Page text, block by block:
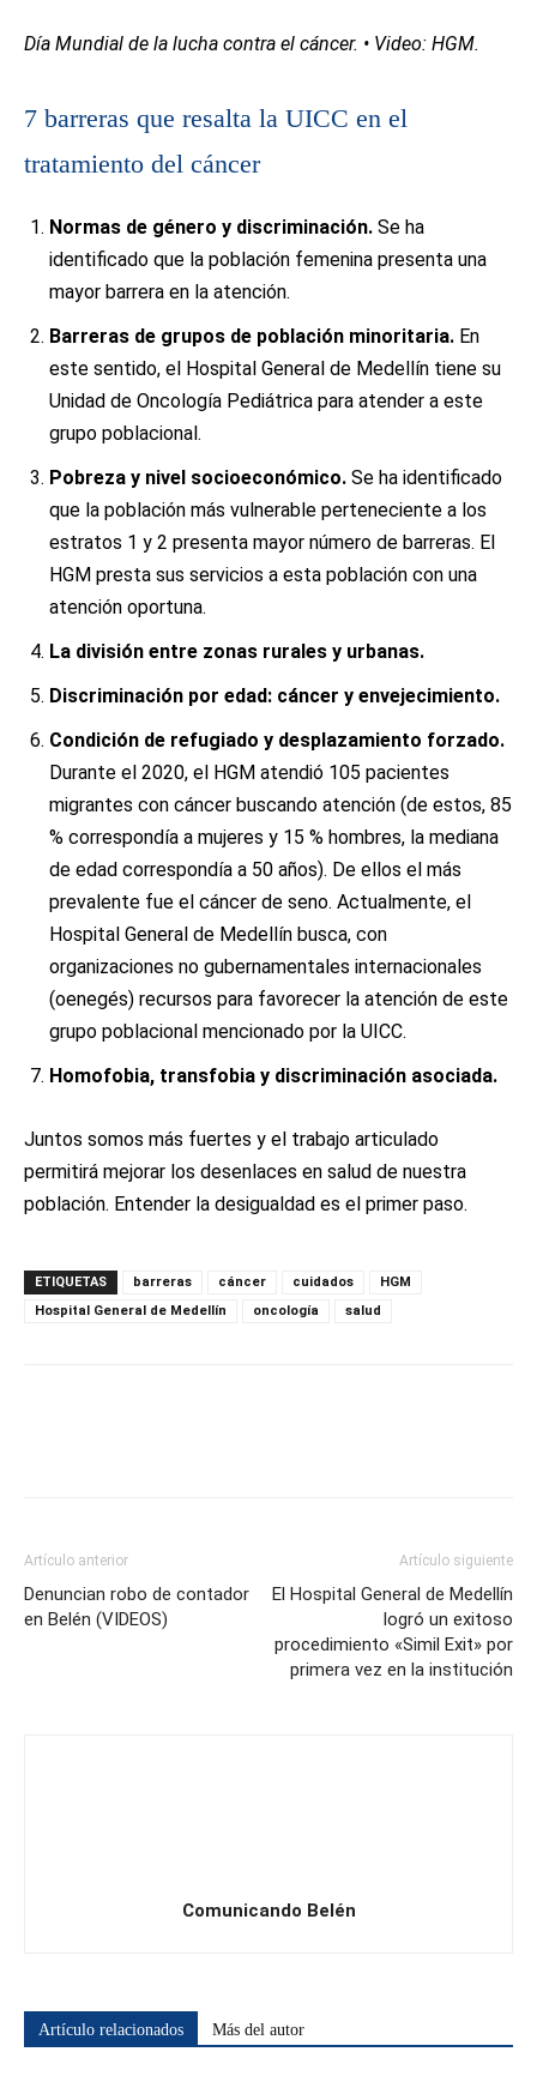
Día Mundial de la lucha contra el cáncer. • Video: HGM.
7 barreras que resalta la UICC en el
tratamiento del cáncer
Normas de género y discriminación. Se ha
identificado que la población femenina presenta una
mayor barrera en la atención.
Barreras de grupos de población minoritaria. En
este sentido, el Hospital General de Medellín tiene su
Unidad de Oncología Pediátrica para atender a este
grupo poblacional.
Pobreza y nivel socioeconómico. Se ha identificado
que la población más vulnerable perteneciente a los
estratos 1 y 2 presenta mayor número de barreras. El
HGM presta sus servicios a esta población con una
atención oportuna.
La división entre zonas rurales y urbanas.
Discriminación por edad: cáncer y envejecimiento.
Condición de refugiado y desplazamiento forzado.
Durante el 2020, el HGM atendió 105 pacientes
migrantes con cáncer buscando atención (de estos, 85
% correspondía a mujeres y 15 % hombres, la mediana
de edad correspondía a 50 años). De ellos el más
prevalente fue el cáncer de seno. Actualmente, el
Hospital General de Medellín busca, con
organizaciones no gubernamentales internacionales
(oenegés) recursos para favorecer la atención de este
grupo poblacional mencionado por la UICC.
Homofobia, transfobia y discriminación asociada.
Juntos somos más fuertes y el trabajo articulado
permitirá mejorar los desenlaces en salud de nuestra
población. Entender la desigualdad es el primer paso.
ETIQUETAS barreras cáncer cuidados
HGM
Hospital General de Medellín
oncología salud
Artículo anterior
Denuncian robo de contador
en Belén (VIDEOS)
Artículo siguiente
El Hospital General de Medellín
logró un exitoso
procedimiento «Simil Exit» por
primera vez en la institución
Comunicando Belén
Artículo relacionados Más del autor